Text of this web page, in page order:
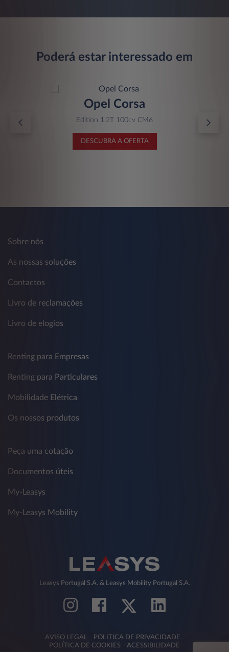
Poderá estar interessado em
Opel Corsa
Edition 1.2T 100cv CM6
DESCUBRA A OFERTA
Sobre nós
As nossas soluções
Contactos
Livro de reclamações
Livro de elogios
Renting para Empresas
Renting para Particulares
Mobilidade Elétrica
Os nossos produtos
Peça uma cotação
Documentos úteis
My-Leasys
My-Leasys Mobility
Leasys Portugal S.A. & Leasys Mobility Portugal S.A.
AVISO LEGAL
POLITICA DE PRIVACIDADE
POLÍTICA DE COOKIES
ACESSIBILIDADE